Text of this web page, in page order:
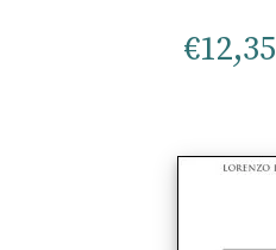
€12,35